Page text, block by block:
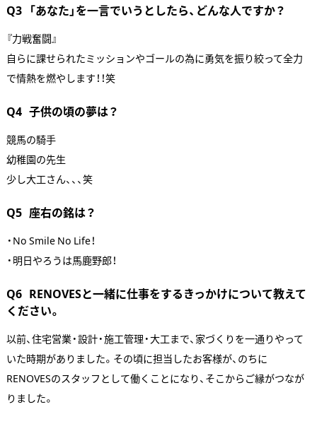
Q3 「あなた」を一言でいうとしたら、どんな人ですか？
『力戦奮闘』
自らに課せられたミッションやゴールの為に勇気を振り絞って全力
で情熱を燃やします！！笑
Q4 子供の頃の夢は？
競馬の騎手
幼稚園の先生
少し大工さん、、、笑
Q5 座右の銘は？
・No Smile No Life！
・明日やろうは馬鹿野郎！
Q6 RENOVESと一緒に仕事をするきっかけについて教えて
ください。
以前、住宅営業・設計・施工管理・大工まで、家づくりを一通りやって
いた時期がありました。その頃に担当したお客様が、のちに
RENOVESのスタッフとして働くことになり、そこからご縁がつなが
りました。